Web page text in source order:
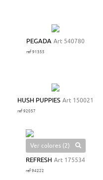
PEGADA Art 540780
ref 91355
HUSH PUPPIES Art 150021
ref 92057
Ver colores (2)
REFRESH Art 175534
ref 94222